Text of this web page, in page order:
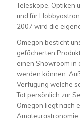
Teleskope, Optiken
und für
2007 wird die
Omegon besticht
gefächerten
einen Showroom in
werden können.
Verfügung welche
Tat persönlich zur
Omegon liegt nach